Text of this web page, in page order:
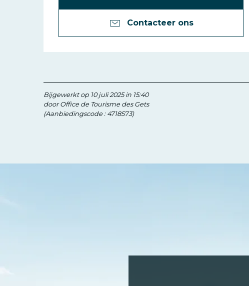
Contacteer ons
Bijgewerkt op 10 juli 2025 in 15:40
door Office de Tourisme des Gets
(Aanbiedingscode : 4718573)